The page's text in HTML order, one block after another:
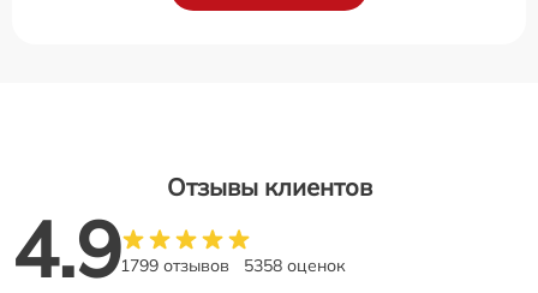
Отзывы клиентов
4.91799 отзывов 5358 оценок